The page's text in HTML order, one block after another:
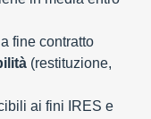
fine contratto
(restituzione,
ai fini IRES e